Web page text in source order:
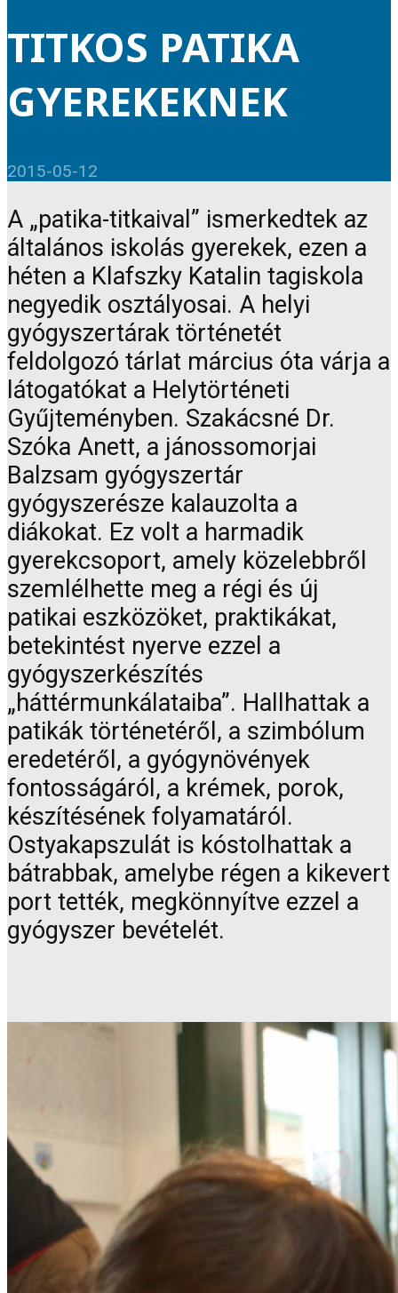
TITKOS PATIKA
GYEREKEKNEK
2015-05-12
A „patika-titkaival” ismerkedtek az
általános iskolás gyerekek, ezen a
héten a Klafszky Katalin tagiskola
negyedik osztályosai. A helyi
gyógyszertárak történetét
feldolgozó tárlat március óta várja a
látogatókat a Helytörténeti
Gyűjteményben. Szakácsné Dr.
Szóka Anett, a jánossomorjai
Balzsam gyógyszertár
gyógyszerésze kalauzolta a
diákokat. Ez volt a harmadik
gyerekcsoport, amely közelebbről
szemlélhette meg a régi és új
patikai eszközöket, praktikákat,
betekintést nyerve ezzel a
gyógyszerkészítés
„háttérmunkálataiba”. Hallhattak a
patikák történetéről, a szimbólum
eredetéről, a gyógynövények
fontosságáról, a krémek, porok,
készítésének folyamatáról.
Ostyakapszulát is kóstolhattak a
bátrabbak, amelybe régen a kikevert
port tették, megkönnyítve ezzel a
gyógyszer bevételét.